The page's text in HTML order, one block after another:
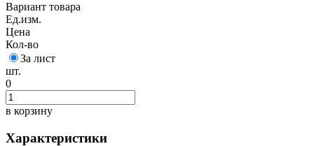
Вариант товара
Ед.изм.
Цена
Кол-во
За лист
шт.
0
в корзину
Характеристики